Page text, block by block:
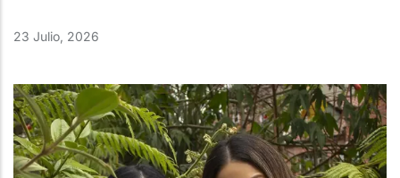
23 Julio, 2026